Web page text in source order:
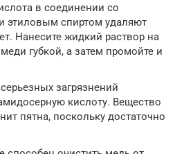
в соединении со
этиловым спиртом удаляют
Нанесите жидкий раствор на
губкой, а затем промойте и
загрязнений
кислоту. Вещество
пятна, поскольку достаточно